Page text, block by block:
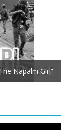
Napalm Girl”